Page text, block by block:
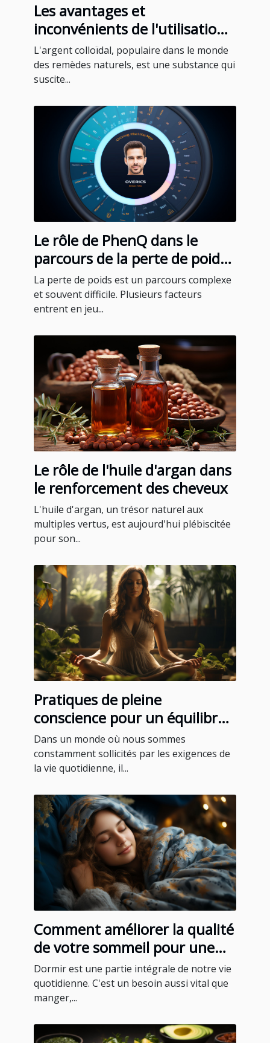
Les avantages et
inconvénients de l'utilisation
de l'argent colloïdal
L'argent colloïdal, populaire dans le monde
des remèdes naturels, est une substance qui
suscite...
Le rôle de PhenQ dans le
parcours de la perte de poids :
témoignages et expériences
des utilisateurs
La perte de poids est un parcours complexe
et souvent difficile. Plusieurs facteurs
entrent en jeu...
Le rôle de l'huile d'argan dans
le renforcement des cheveux
L'huile d'argan, un trésor naturel aux
multiples vertus, est aujourd'hui plébiscitée
pour son...
Pratiques de pleine
conscience pour un équilibre
quotidien
Dans un monde où nous sommes
constamment sollicités par les exigences de
la vie quotidienne, il...
Comment améliorer la qualité
de votre sommeil pour une
meilleure santé
Dormir est une partie intégrale de notre vie
quotidienne. C'est un besoin aussi vital que
manger,...